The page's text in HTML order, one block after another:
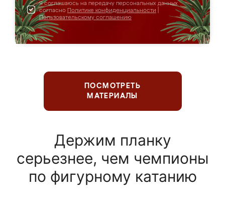
Я соглашаюсь на передачу персональных данных
согласно Политике конфиденциальности
Пользовательскому соглашению
ПОСМОТРЕТЬ
МАТЕРИАЛЫ
Держим планку
серьезнее, чем чемпионы
по фигурному катанию